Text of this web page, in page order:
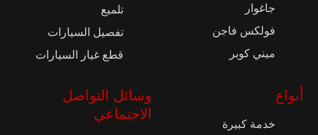
جاغوار
فولكس فاجن
ميني كوبر
تلميع
تفصيل السيارات
قطع غيار السيارات
أنواع
خدمة كبيرة
وسائل التواصل
الاجتماعي